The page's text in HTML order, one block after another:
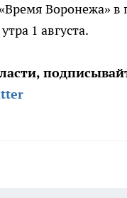
Воронежа» в
1 августа.